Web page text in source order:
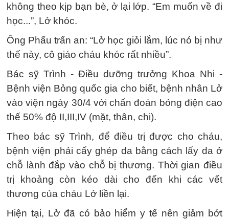
không theo kịp bạn bè, ở lại lớp. “Em muốn về đi
học...”, Lở khóc.
Ông Phấu trấn an: “Lở học giỏi lắm, lúc nó bị như
thế này, cô giáo cháu khóc rất nhiều”.
Bác sỹ Trình - Điều dưỡng trưởng Khoa Nhi -
Bệnh viện Bỏng quốc gia cho biết, bệnh nhân Lở
vào viện ngày 30/4 với chẩn đoán bỏng điện cao
thế 50% độ II,III,IV (mặt, thân, chi).
Theo bác sỹ Trình, để điều trị được cho cháu,
bệnh viện phải cấy ghép da bằng cách lấy da ở
chỗ lành đắp vào chỗ bị thương. Thời gian điều
trị khoảng còn kéo dài cho đến khi các vết
thương của cháu Lở liền lại.
Hiện tại, Lở đã có bảo hiểm y tế nên giảm bớt